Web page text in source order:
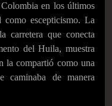
en los últimos
como escepticismo. La
carretera que conecta
del Huila, muestra
la compartió como una
caminaba de manera